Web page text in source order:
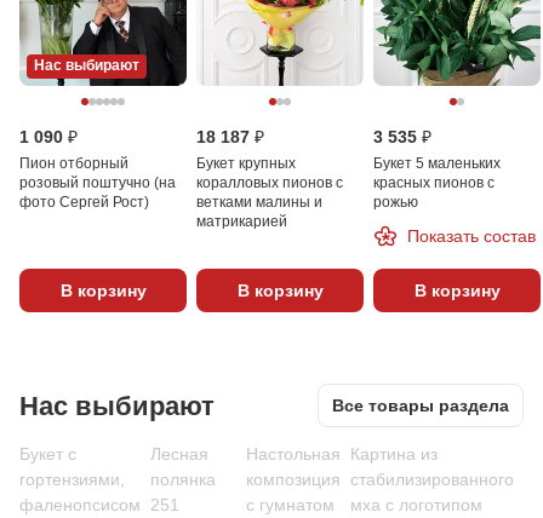
Нас выбирают
1 090 ₽
Пион отборный
розовый поштучно (на
фото Сергей Рост)
В корзину
18 187 ₽
Букет крупных
коралловых пионов с
ветками малины и
матрикарией
В корзину
3 535 ₽
Букет 5 маленьких
красных пионов с
рожью
Показать состав
В корзину
Нас выбирают Все товары раздела
Букет с
гортензиями,
фаленопсисом
Лесная
полянка
251
Настольная
композиция
с гумнатом
Картина из
стабилизированного
мха с логотипом